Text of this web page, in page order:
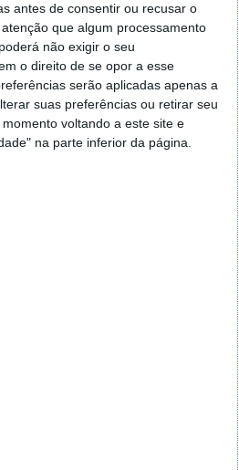
antes de consentir ou recusar o
que algum processamento
não exigir o seu
o direito de se opor a esse
serão aplicadas apenas a
suas preferências ou retirar seu
voltando a este site e
na parte inferior da página.
topo dessa janela com o botão direito do
Depois no separador Menu ‘Iniciar’
aí encontrarás no separador
escolheres o Browser com que queres
de e-mail. Caso não consigas chegar lá,
e nas ferramentas ou tools escolhes
icon geral da então janela aberta e
um local para colocares um